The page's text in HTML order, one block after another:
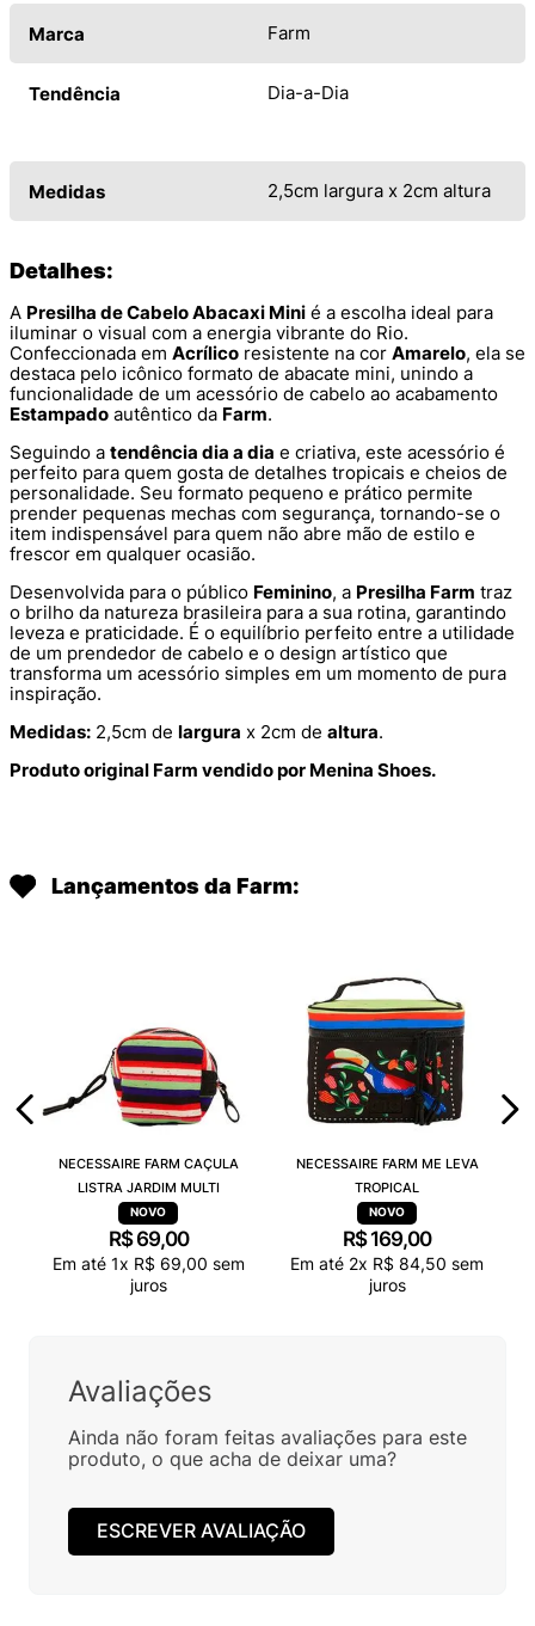
Marca Farm
Tendência Dia-a-Dia
Medidas 2,5cm largura x 2cm altura
Detalhes:
A Presilha de Cabelo Abacaxi Mini é a escolha ideal para
iluminar o visual com a energia vibrante do Rio.
Confeccionada em Acrílico resistente na cor Amarelo, ela se
destaca pelo icônico formato de abacate mini, unindo a
funcionalidade de um acessório de cabelo ao acabamento
Estampado autêntico da Farm.
Seguindo a tendência dia a dia e criativa, este acessório é
perfeito para quem gosta de detalhes tropicais e cheios de
personalidade. Seu formato pequeno e prático permite
prender pequenas mechas com segurança, tornando-se o
item indispensável para quem não abre mão de estilo e
frescor em qualquer ocasião.
Desenvolvida para o público Feminino, a Presilha Farm traz
o brilho da natureza brasileira para a sua rotina, garantindo
leveza e praticidade. É o equilíbrio perfeito entre a utilidade
de um prendedor de cabelo e o design artístico que
transforma um acessório simples em um momento de pura
inspiração.
Medidas: 2,5cm de largura x 2cm de altura.
Produto original Farm vendido por Menina Shoes.
Lançamentos da Farm:
NECESSAIRE FARM CAÇULA
LISTRA JARDIM MULTI
R$ 69,00
Em até 1x R$ 69,00 sem
juros
NECESSAIRE FARM ME LEVA
TROPICAL
R$ 169,00
Em até 2x R$ 84,50 sem
juros
Avaliações
Ainda não foram feitas avaliações para este
produto, o que acha de deixar uma?
ESCREVER AVALIAÇÃO